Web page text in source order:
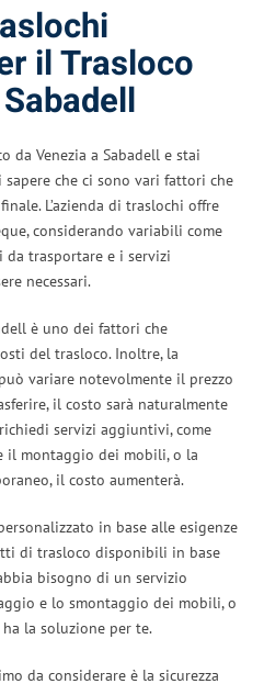
il Trasloco
da Venezia a Sabadell e stai
che ci sono vari fattori che
L’azienda di traslochi offre
considerando variabili come
trasportare e i servizi
necessari.
è uno dei fattori che
del trasloco. Inoltre, la
variare notevolmente il prezzo
il costo sarà naturalmente
servizi aggiuntivi, come
il montaggio dei mobili, o la
il costo aumenterà.
in base alle esigenze
di trasloco disponibili in base
bisogno di un servizio
e lo smontaggio dei mobili, o
la soluzione per te.
da considerare è la sicurezza